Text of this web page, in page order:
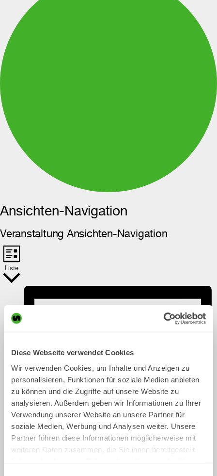
Diese Webseite verwendet Cookies
Wir verwenden Cookies, um Inhalte und Anzeigen zu
personalisieren, Funktionen für soziale Medien anbieten
zu können und die Zugriffe auf unsere Website zu
analysieren. Außerdem geben wir Informationen zu Ihrer
Verwendung unserer Website an unsere Partner für
soziale Medien, Werbung und Analysen weiter. Unsere
Partner führen diese Informationen möglicherweise mit
weiteren Daten zusammen, die Sie ihnen bereitgestellt
Ansichten-Navigation
Veranstaltung Ansichten-Navigation
Liste